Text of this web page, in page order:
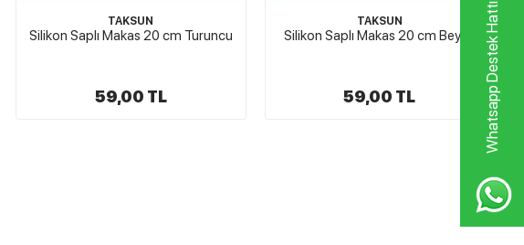
Whatsapp Destek Hattı
TAKSUN
Silikon Saplı Makas 20 cm Turuncu
59,00 TL
TAKSUN
Silikon Saplı Makas 20 cm Beyaz
59,00 TL